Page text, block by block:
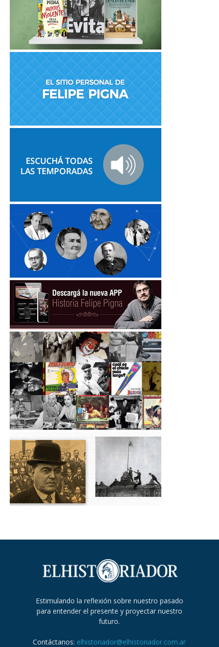
Estimulando la reflexión sobre nuestro pasado
para entender el presente y proyectar nuestro
futuro.
Contáctanos: elhistoriador@elhistoriador.com.ar